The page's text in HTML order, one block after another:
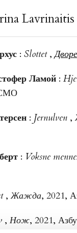
Lavrinaitis
: Slottet ,
Ламой :
: Jernulven ,
: Voksne
,Жажда, 2021,
, Нож, 2021,